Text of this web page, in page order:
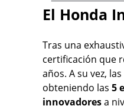
El Honda
Tras una
certificación que
años. A su vez, las
obteniendo las 5
innovadoresa